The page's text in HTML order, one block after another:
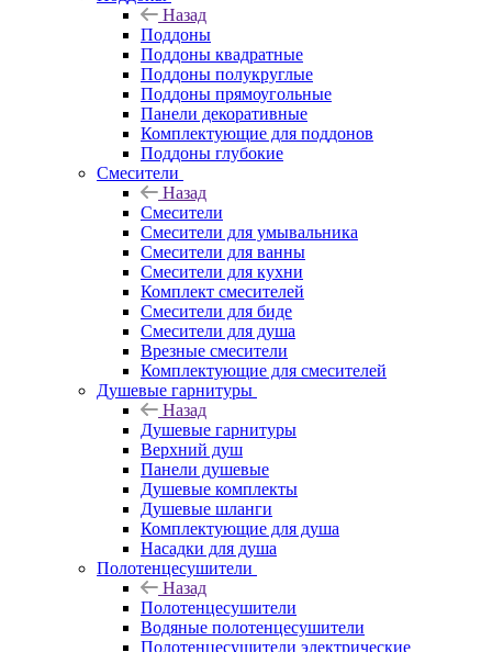
Назад
Поддоны
Поддоны квадратные
Поддоны полукруглые
Поддоны прямоугольные
Панели декоративные
Комплектующие для поддонов
Поддоны глубокие
Смесители
Назад
Смесители
Смесители для умывальника
Смесители для ванны
Смесители для кухни
Комплект смесителей
Смесители для биде
Смесители для душа
Врезные смесители
Комплектующие для смесителей
Душевые гарнитуры
Назад
Душевые гарнитуры
Верхний душ
Панели душевые
Душевые комплекты
Душевые шланги
Комплектующие для душа
Насадки для душа
Полотенцесушители
Назад
Полотенцесушители
Водяные полотенцесушители
Полотенцесушители электрические